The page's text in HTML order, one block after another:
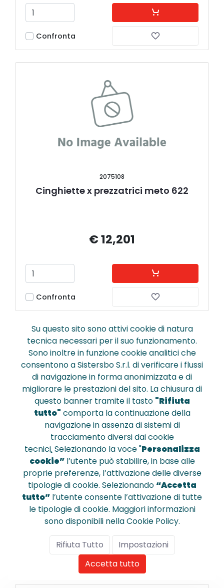
Confronta
2075108
Cinghiette x prezzatrici meto 622
€ 12,201
Confronta
D108BI
Rilegafogli tondi 143/8 bianco pz.50
€ 7,700
Confronta
Su questo sito sono attivi cookie di natura
tecnica necessari per il suo funzionamento.
Sono inoltre in funzione cookie analitici che
consentono a Sistersbo S.r.l. di verificare i flussi
di navigazione in forma anonimizzata e di
migliorare le prestazioni del sito. La chiusura di
questo banner tramite il tasto "Rifiuta
tutto" comporta la continuazione della
navigazione in assenza di sistemi di
tracciamento diversi dai cookie
tecnici. Selezionando la voce "Personalizza
cookie”l’utente può stabilire, in base alle
proprie preferenze, l’attivazione delle diverse
tipologie di cookie. Selezionando “Accetta
tutto” l’utente consente l’attivazione di tutte
le tipologie di cookie. Maggiori informazioni
sono disponibili nella Cookie Policy.
Rifiuta Tutto
Impostazioni
Accetta tutto